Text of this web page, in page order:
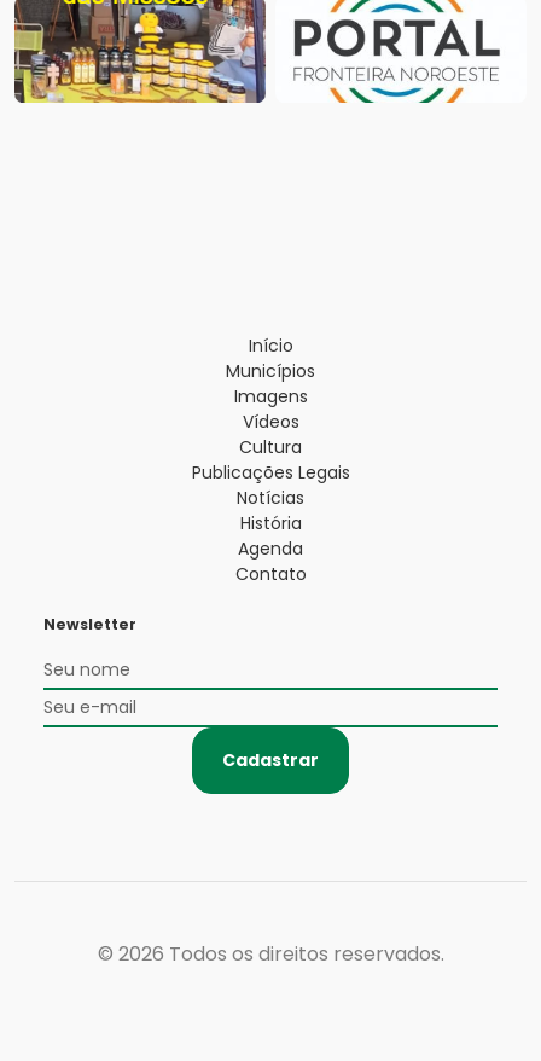
Início
Municípios
Imagens
Vídeos
Cultura
Publicações Legais
Notícias
História
Agenda
Contato
Newsletter
Cadastrar
© 2026 Todos os direitos reservados.